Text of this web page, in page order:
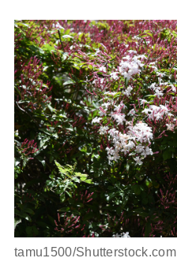
tamu1500/Shutterstock.com